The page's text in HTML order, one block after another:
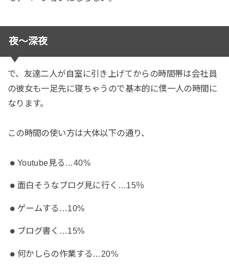
夜〜深夜
で、友達二人が自室に引き上げてからの時間帯は会社員
の彼女も一足先に寝ちゃうので基本的に僕一人の時間に
なります。
この時間の使い方は大体以下の通り、
Youtube見る…40%
面白そうなブログ見に行く…15％
ゲームする…10%
ブログ書く…15%
何かしらの作業する…20%